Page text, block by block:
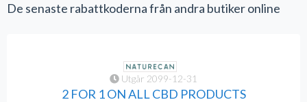
De senaste rabattkoderna från andra butiker online
Utgår 2099-12-31
2 FOR 1 ON ALL CBD PRODUCTS